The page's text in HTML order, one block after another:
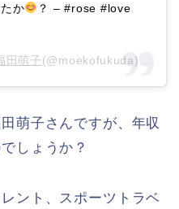
か
？ – #rose #love
田萌子(@moekofukuda)がシェアした投稿 –
萌子さんですが、年収
しょうか？
ント、スポーツトラベ